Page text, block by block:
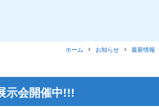
ホーム お知らせ 最新情報
示会開催中!!!